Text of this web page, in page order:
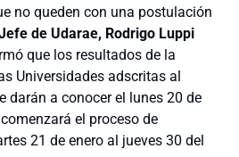
no queden con una postulación
de Udarae, Rodrigo Luppi
que los resultados de la
Universidades adscritas al
darán a conocer el lunes 20 de
el proceso de
21 de enero al jueves 30 del